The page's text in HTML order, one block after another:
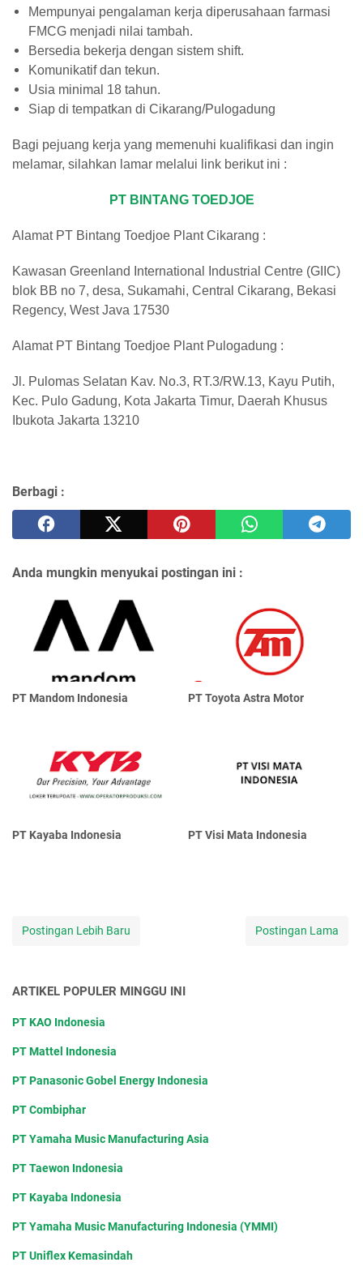
Mempunyai pengalaman kerja diperusahaan farmasi
FMCG menjadi nilai tambah.
Bersedia bekerja dengan sistem shift.
Komunikatif dan tekun.
Usia minimal 18 tahun.
Siap di tempatkan di Cikarang/Pulogadung
Bagi pejuang kerja yang memenuhi kualifikasi dan ingin
melamar, silahkan lamar melalui link berikut ini :
PT BINTANG TOEDJOE
Alamat PT Bintang Toedjoe Plant Cikarang :
Kawasan Greenland International Industrial Centre (GIIC)
blok BB no 7, desa, Sukamahi, Central Cikarang, Bekasi
Regency, West Java 17530
Alamat PT Bintang Toedjoe Plant Pulogadung :
Jl. Pulomas Selatan Kav. No.3, RT.3/RW.13, Kayu Putih,
Kec. Pulo Gadung, Kota Jakarta Timur, Daerah Khusus
Ibukota Jakarta 13210
Berbagi :
Anda mungkin menyukai postingan ini :
PT Mandom Indonesia PT Toyota Astra Motor
PT Kayaba Indonesia PT Visi Mata Indonesia
Postingan Lebih Baru Postingan Lama
ARTIKEL POPULER MINGGU INI
PT KAO Indonesia
PT Mattel Indonesia
PT Panasonic Gobel Energy Indonesia
PT Combiphar
PT Yamaha Music Manufacturing Asia
PT Taewon Indonesia
PT Kayaba Indonesia
PT Yamaha Music Manufacturing Indonesia (YMMI)
PT Uniflex Kemasindah